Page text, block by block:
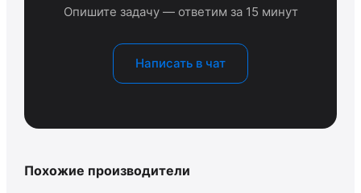
Опишите задачу — ответим за 15 минут
Написать в чат
Похожие производители